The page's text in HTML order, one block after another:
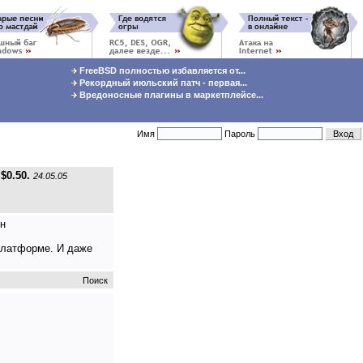
FreeBSD полностью избавляется от...
Рекордный июльский патч - первая...
Вредоносные плагины в маркетплейсе...
Имя Пароль
24.05.05
И даже
Поиск